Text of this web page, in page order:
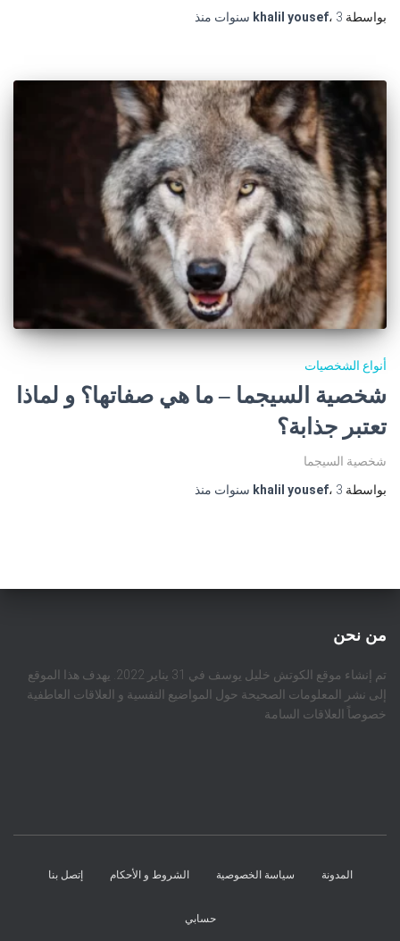
بواسطة
khalil yousef، 3 سنوات منذ
أنواع الشخصيات
شخصية السيجما – ما هي صفاتها؟ و لماذا
تعتبر جذابة؟
شخصية السيجما
بواسطة
khalil yousef، 3 سنوات منذ
من نحن
تم إنشاء موقع الكوتش خليل يوسف في 31 يناير 2022. يهدف هذا الموقع
إلى نشر المعلومات الصحيحة حول المواضيع النفسية و العلاقات العاطفية
خصوصاً العلاقات السامة
المدونة سياسة الخصوصية الشروط و الأحكام إتصل بنا
حسابي